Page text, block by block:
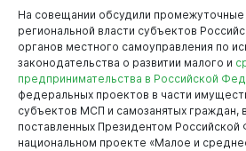
На совещании обсудили промежуточные
региональной власти субъектов
органов местного самоуправления по
законодательства о развитии малого и
предпринимательства в Российской
федеральных проектов в части
субъектов МСП и самозанятых граждан,
поставленных Президентом
национальном проекте «Малое и